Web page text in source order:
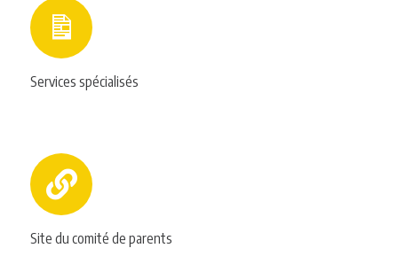
Services spécialisés
Site du comité de parents